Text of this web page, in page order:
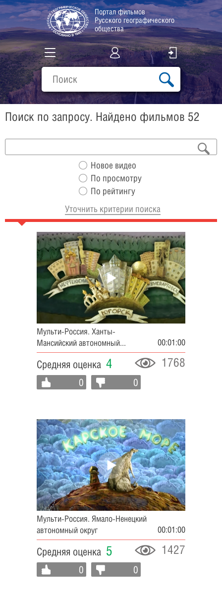
Портал фильмов
Русского географического
общества
Все фильмы
Подборки
О проекте
Поиск по запросу. Найдено фильмов 52
Новое видео
По просмотру
По рейтингу
Уточнить критерии поиска
Мульти-Россия. Ханты-
Мансийский автономный...
00:01:00
Средняя оценка 4 1768
0 0
Мульти-Россия. Ямало-Ненецкий
автономный округ
00:01:00
Средняя оценка 5 1427
0 0